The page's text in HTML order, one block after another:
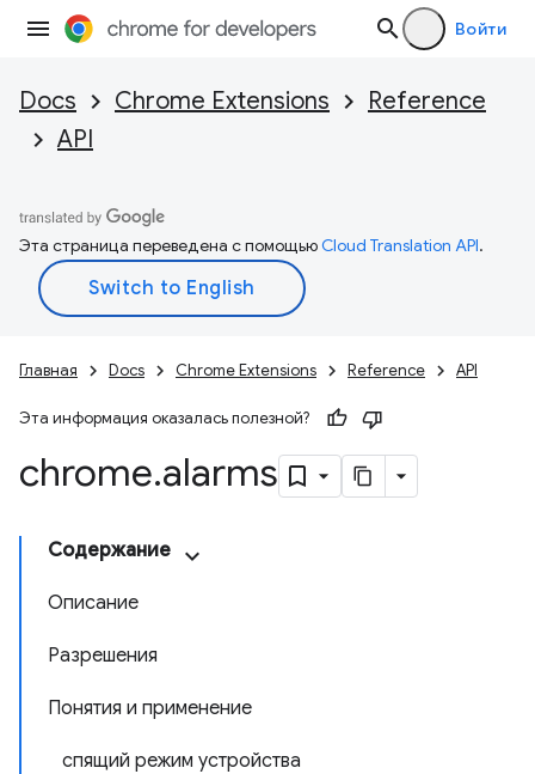
Войти
Docs Chrome Extensions
Reference
API
Эта страница переведена с помощьюCloud Translation API.
Главная Docs Chrome Extensions Reference API
Эта информация оказалась полезной?
chrome.alarms
Содержание
Описание
Разрешения
Понятия и применение
спящий режим устройства